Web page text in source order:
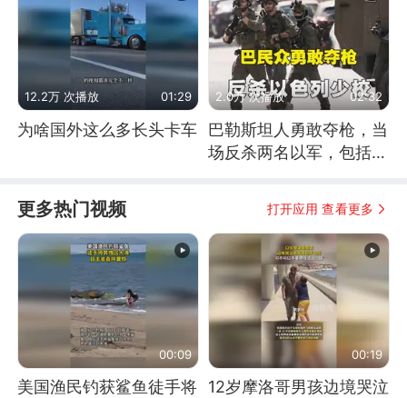
12.2万 次播放 01:29
为啥国外这么多长头卡车
2.0万 次播放 02:32
巴勒斯坦人勇敢夺枪，当
场反杀两名以军，包括一
更多热门视频 打开应用 查看更多
00:09
美国渔民钓获鲨鱼徒手将
00:19
12岁摩洛哥男孩边境哭泣